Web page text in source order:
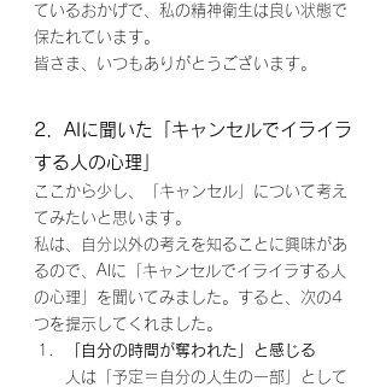
ているおかげで、私の精神衛生は良い状態で
保たれています。
皆さま、いつもありがとうございます。
2．AIに聞いた「キャンセルでイライラ
する人の心理」
ここから少し、「キャンセル」について考え
てみたいと思います。
私は、自分以外の考えを知ることに興味があ
るので、AIに「キャンセルでイライラする人
の心理」を聞いてみました。すると、次の4
つを提示してくれました。
「自分の時間が奪われた」と感じる
人は「予定＝自分の人生の一部」として